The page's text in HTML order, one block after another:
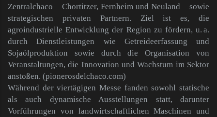
Zentralchaco – Chortitzer, Fernheim und Neuland – sowie
strategischen privaten Partnern. Ziel ist es, die
agroindustrielle Entwicklung der Region zu fördern, u. a.
durch Dienstleistungen wie Getreideerfassung und
Sojaölproduktion sowie durch die Organisation von
Veranstaltungen, die Innovation und Wachstum im Sektor
anstoßen. (pionerosdelchaco.com)
Während der viertägigen Messe fanden sowohl statische
als auch dynamische Ausstellungen statt, darunter
Vorführungen von landwirtschaftlichen Maschinen und